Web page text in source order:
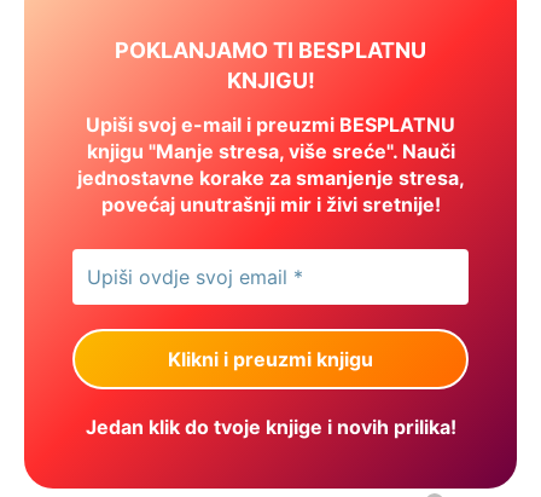
POKLANJAMO TI BESPLATNU
KNJIGU!
Upiši svoj e-mail i preuzmi BESPLATNU
knjigu "Manje stresa, više sreće". Nauči
jednostavne korake za smanjenje stresa,
povećaj unutrašnji mir i živi sretnije!
Jedan klik do tvoje knjige i novih prilika!